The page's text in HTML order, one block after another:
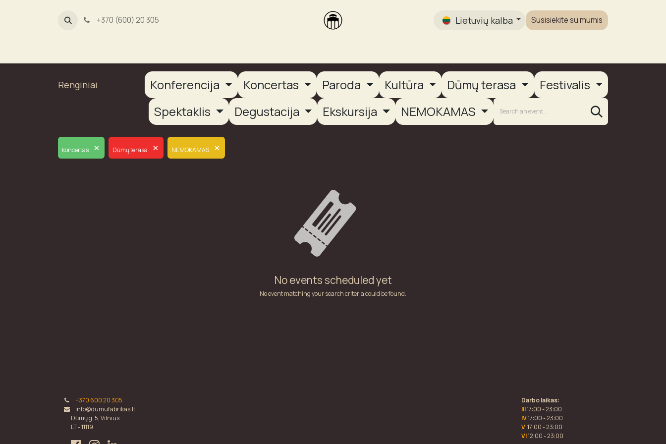
+370 (600) 20 305 Lietuvių kalba Susisiekite su mumis
Renginiai Konferencija Koncertas Paroda Kultūra Dūmų terasa
Festivalis
Spektaklis
Degustacija Ekskursija NEMOKAMAS
koncertas × Dūmų terasa × NEMOKAMAS ×
No events scheduled yet
No event matching your search criteria could be found.
+370 600 20 305
info@dumufabrikas.lt
Dūmų g. 5, Vilnius
LT - 11119
Darbo laikas:
III17:00 - 23:00
IV17:00 - 23:00
V 17:00 - 23:00
VI12:00 - 23:00